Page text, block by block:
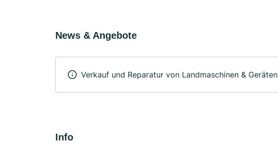
News & Angebote
Verkauf und Reparatur von Landmaschinen & Geräten
Info